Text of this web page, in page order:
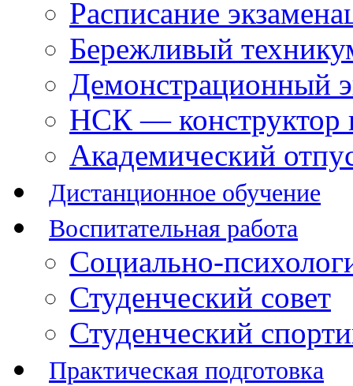
Расписание
Бережливый
Демонстрационный
НСК — конструктор
Академический
Дистанционное обучение
Воспитательная работа
Социально-
Студенческий совет
Студенческий
Практическая подготовка